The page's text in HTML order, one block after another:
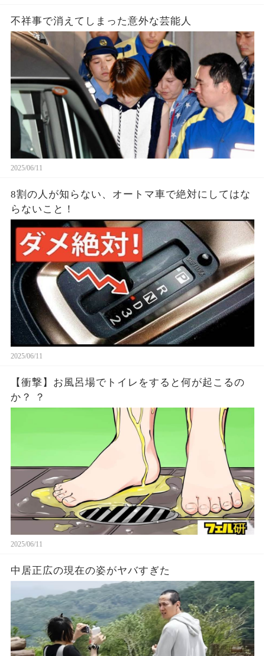
不祥事で消えてしまった意外な芸能人
2025/06/11
8割の人が知らない、オートマ車で絶対にしてはな
らないこと！
2025/06/11
【衝撃】お風呂場でトイレをすると何が起こるの
か？ ？
2025/06/11
中居正広の現在の姿がヤバすぎた